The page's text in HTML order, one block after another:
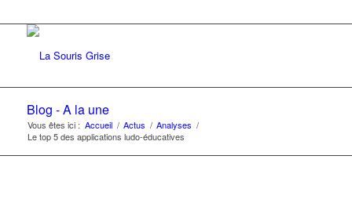
Blog - A la une
Vous êtes ici : Accueil / Actus / Analyses /
Le top 5 des applications ludo-éducatives